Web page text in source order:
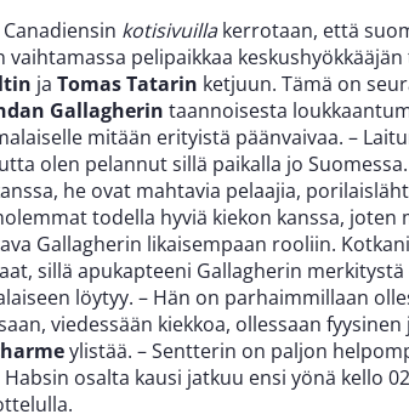
kotisivuillakerrotaan, että
vaihtamassa pelipaikkaa
ja Tomas Tatarin ketjuun. Tämä on
Gallagherin taannoisesta
mitään erityistä päänvaivaa. –
olen pelannut sillä paikalla jo
he ovat mahtavia pelaajia,
todella hyviä kiekon kanssa, joten
Gallagherin likaisempaan rooliin.
sillä apukapteeni Gallagherin merkitystä
löytyy. – Hän on parhaimmillaan
viedessään kiekkoa, ollessaan fyysinen
ylistää. – Sentterin on paljon
osalta kausi jatkuu ensi yönä kello